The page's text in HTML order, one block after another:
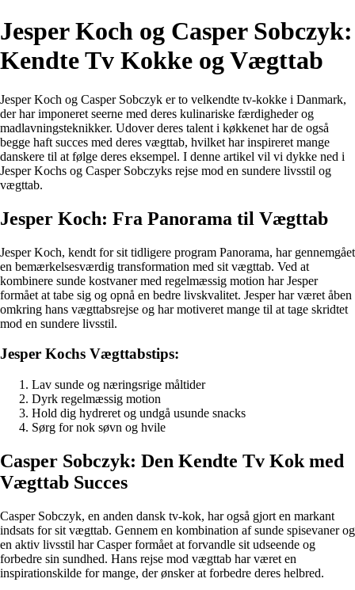
Jesper Koch og Casper Sobczyk:
Kendte Tv Kokke og Vægttab
Jesper Koch og Casper Sobczyk er to velkendte tv-kokke i Danmark,
der har imponeret seerne med deres kulinariske færdigheder og
madlavningsteknikker. Udover deres talent i køkkenet har de også
begge haft succes med deres vægttab, hvilket har inspireret mange
danskere til at følge deres eksempel. I denne artikel vil vi dykke ned i
Jesper Kochs og Casper Sobczyks rejse mod en sundere livsstil og
vægttab.
Jesper Koch: Fra Panorama til Vægttab
Jesper Koch, kendt for sit tidligere program Panorama, har gennemgået
en bemærkelsesværdig transformation med sit vægttab. Ved at
kombinere sunde kostvaner med regelmæssig motion har Jesper
formået at tabe sig og opnå en bedre livskvalitet. Jesper har været åben
omkring hans vægttabsrejse og har motiveret mange til at tage skridtet
mod en sundere livsstil.
Jesper Kochs Vægttabstips:
Lav sunde og næringsrige måltider
Dyrk regelmæssig motion
Hold dig hydreret og undgå usunde snacks
Sørg for nok søvn og hvile
Casper Sobczyk: Den Kendte Tv Kok med
Vægttab Succes
Casper Sobczyk, en anden dansk tv-kok, har også gjort en markant
indsats for sit vægttab. Gennem en kombination af sunde spisevaner og
en aktiv livsstil har Casper formået at forvandle sit udseende og
forbedre sin sundhed. Hans rejse mod vægttab har været en
inspirationskilde for mange, der ønsker at forbedre deres helbred.